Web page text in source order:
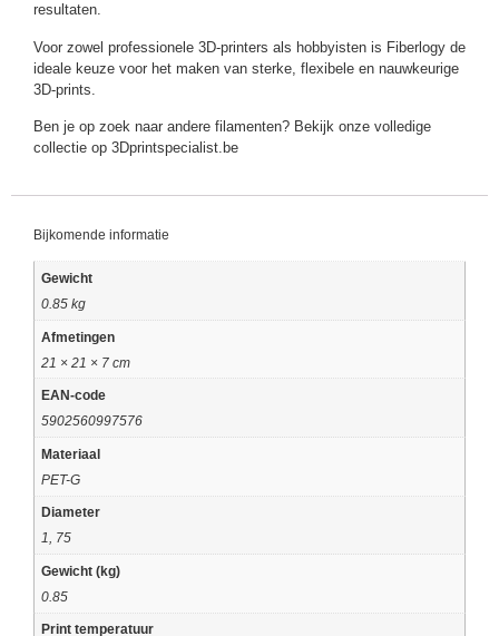
resultaten.
Voor zowel professionele 3D-printers als hobbyisten is Fiberlogy de
ideale keuze voor het maken van sterke, flexibele en nauwkeurige
3D-prints.
Ben je op zoek naar andere filamenten? Bekijk onze volledige
collectie op 3Dprintspecialist.be
Bijkomende informatie
Gewicht
0.85 kg
Afmetingen
21 × 21 × 7 cm
EAN-code
5902560997576
Materiaal
PET-G
Diameter
1, 75
Gewicht (kg)
0.85
Print temperatuur